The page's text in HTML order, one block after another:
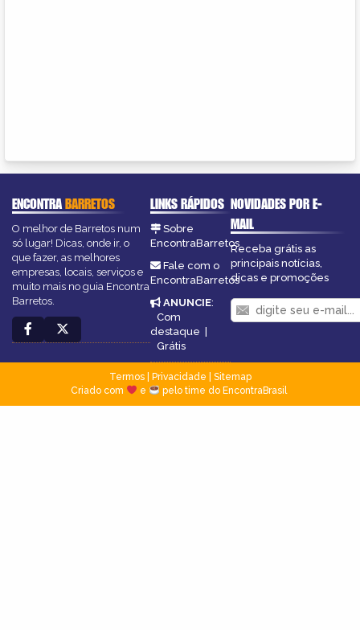
ENCONTRABARRETOS
O melhor de Barretos num
só lugar! Dicas, onde ir, o
que fazer, as melhores
empresas, locais, serviços e
muito mais no guia Encontra
Barretos.
LINKS RÁPIDOS
Sobre
EncontraBarretos
Fale com o
EncontraBarretos
ANUNCIE:
Com
destaque |
Grátis
NOVIDADES POR E-
MAIL
Receba grátis as
principais notícias,
dicas e promoções
Termos| Privacidade
Sitemap
Criado com
e pelo time do EncontraBrasil